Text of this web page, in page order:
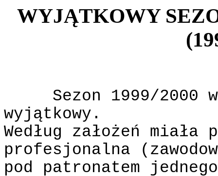
WYJĄTKOWY
Sezon 1999/2000
wyjątkowy.
Według założeń miała
profesjonalna
pod patronatem